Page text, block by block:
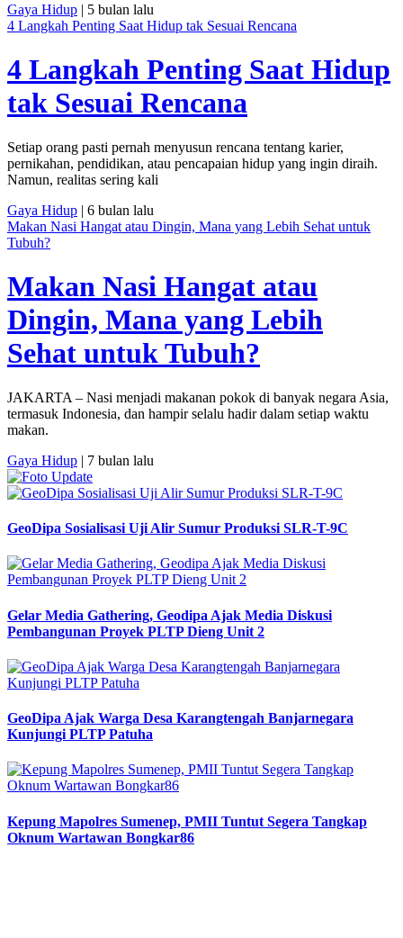
Gaya Hidup | 5 bulan lalu
4 Langkah Penting Saat Hidup tak Sesuai Rencana
4 Langkah Penting Saat Hidup
tak Sesuai Rencana
Setiap orang pasti pernah menyusun rencana tentang karier,
pernikahan, pendidikan, atau pencapaian hidup yang ingin diraih.
Namun, realitas sering kali
Gaya Hidup | 6 bulan lalu
Makan Nasi Hangat atau Dingin, Mana yang Lebih Sehat untuk
Tubuh?
Makan Nasi Hangat atau
Dingin, Mana yang Lebih
Sehat untuk Tubuh?
JAKARTA – Nasi menjadi makanan pokok di banyak negara Asia,
termasuk Indonesia, dan hampir selalu hadir dalam setiap waktu
makan.
Gaya Hidup | 7 bulan lalu
GeoDipa Sosialisasi Uji Alir Sumur Produksi SLR-T-9C
Gelar Media Gathering, Geodipa Ajak Media Diskusi
Pembangunan Proyek PLTP Dieng Unit 2
GeoDipa Ajak Warga Desa Karangtengah Banjarnegara
Kunjungi PLTP Patuha
Kepung Mapolres Sumenep, PMII Tuntut Segera Tangkap
Oknum Wartawan Bongkar86